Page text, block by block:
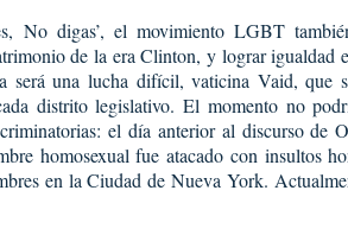
No digas’, el movimiento LGBT
de la era Clinton, y lograr igualdad
será una lucha difícil, vaticina Vaid, que
distrito legislativo. El momento no
el día anterior al discurso de
homosexual fue atacado con insultos
en la Ciudad de Nueva York.